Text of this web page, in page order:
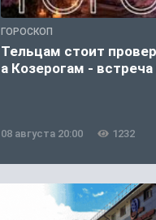
ГОРОСКОП
Тельцам стоит
а Козерогам -
08 августа 20:00 1232